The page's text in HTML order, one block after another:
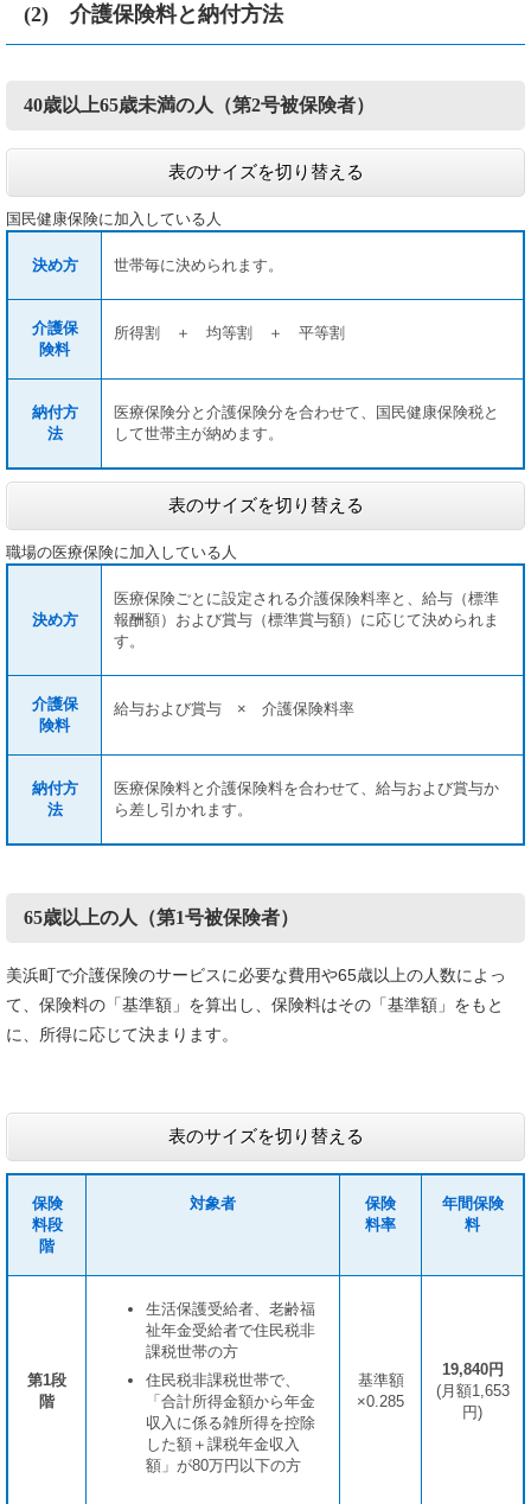
(2) 介護保険料と納付方法
40歳以上65歳未満の人（第2号被保険者）
表のサイズを切り替える
国民健康保険に加入している人
決め方 世帯毎に決められます。
介護保
険料
所得割 ＋ 均等割 ＋ 平等割
納付方
法
医療保険分と介護保険分を合わせて、国民健康保険税と
して世帯主が納めます。
表のサイズを切り替える
職場の医療保険に加入している人
決め方
医療保険ごとに設定される介護保険料率と、給与（標準
報酬額）および賞与（標準賞与額）に応じて決められま
す。
介護保
険料
給与および賞与 × 介護保険料率
納付方
法
医療保険料と介護保険料を合わせて、給与および賞与か
ら差し引かれます。
65歳以上の人（第1号被保険者）
美浜町で介護保険のサービスに必要な費用や65歳以上の人数によっ
て、保険料の「基準額」を算出し、保険料はその「基準額」をもと
に、所得に応じて決まります。
表のサイズを切り替える
保険
料段
階
対象者
保険
料率
年間保険
料
第1段
階
生活保護受給者、老齢福
祉年金受給者で住民税非
課税世帯の方
住民税非課税世帯で、
「合計所得金額から年金
収入に係る雑所得を控除
した額＋課税年金収入
額」が80万円以下の方
基準額
×0.285
19,840円
(月額1,653
円)